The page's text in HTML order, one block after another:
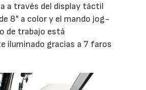
a través del display táctil
8" a color y el mando jog-
de trabajo está
iluminado gracias a 7 faros